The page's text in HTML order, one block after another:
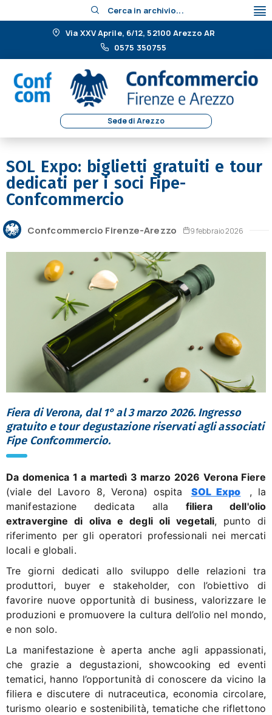
Cerca in archivio...
Via XXV Aprile, 6/12, 52100 Arezzo AR
0575 350755
Sede di Arezzo
SOL Expo: biglietti gratuiti e tour
dedicati per i soci Fipe-
Confcommercio
Confcommercio Firenze-Arezzo 9 febbraio 2026
Fiera di Verona, dal 1° al 3 marzo 2026. Ingresso
gratuito e tour degustazione riservati agli associati
Fipe Confcommercio.
Da domenica 1 a martedì 3 marzo 2026 Verona Fiere
(viale del Lavoro 8, Verona) ospita
SOL Expo
, la
manifestazione dedicata alla filiera dell'olio
extravergine di oliva e degli oli vegetali, punto di
riferimento per gli operatori professionali nei mercati
locali e globali.
Tre giorni dedicati allo sviluppo delle relazioni tra
produttori, buyer e stakeholder, con l’obiettivo di
favorire nuove opportunità di business, valorizzare le
produzioni e promuovere la cultura dell’olio nel mondo,
e non solo.
La manifestazione è aperta anche agli appassionati,
che grazie a degustazioni, showcooking ed eventi
tematici, hanno l’opportunità di conoscere da vicino la
filiera e discutere di nutraceutica, economia circolare,
turismo oleario e sostenibilità, tematiche che riflettono